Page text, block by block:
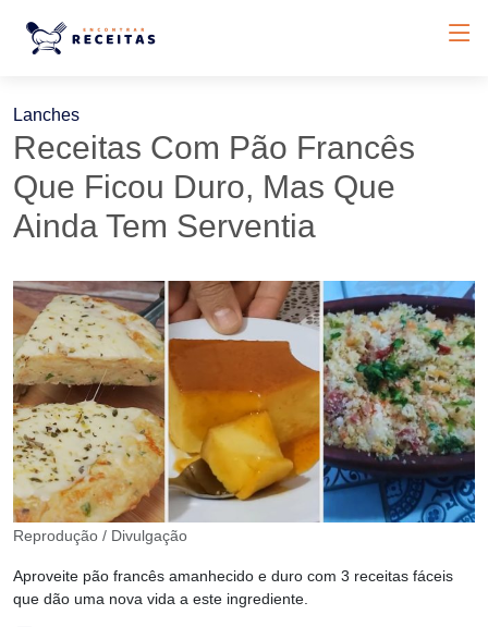
Lanches
Receitas Com Pão Francês
Que Ficou Duro, Mas Que
Ainda Tem Serventia
Reprodução / Divulgação
Aproveite pão francês amanhecido e duro com 3 receitas fáceis
que dão uma nova vida a este ingrediente.